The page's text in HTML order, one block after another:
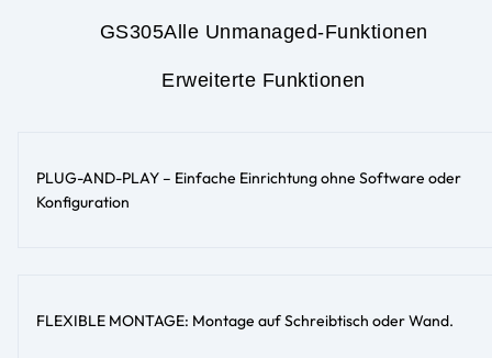
GS305Alle Unmanaged-Funktionen
Erweiterte Funktionen
PLUG-AND-PLAY – Einfache Einrichtung ohne Software oder
Konfiguration
FLEXIBLE MONTAGE: Montage auf Schreibtisch oder Wand.